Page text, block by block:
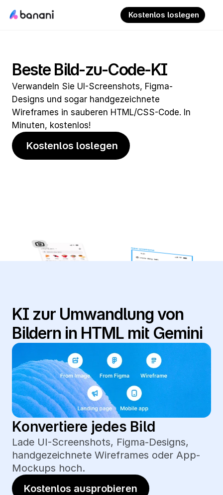
Kostenlos loslegen
Beste Bild-zu-Code-KI
Verwandeln Sie UI-Screenshots, Figma-
Designs und sogar handgezeichnete
Wireframes in sauberen HTML/CSS-Code. In
Minuten, kostenlos!
Kostenlos loslegen
KI zur Umwandlung von
Bildern in HTML mit Gemini
Konvertiere jedes Bild
Lade UI-Screenshots, Figma-Designs,
handgezeichnete Wireframes oder App-
Mockups hoch.
Kostenlos ausprobieren